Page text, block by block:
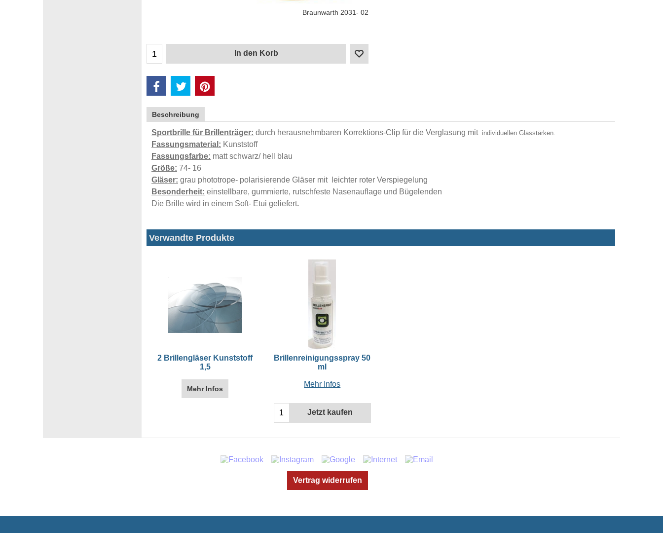
Braunwarth 2031- 02
In den Korb
Beschreibung
Sportbrille für Brillenträger: durch herausnehmbaren Korrektions-Clip für die Verglasung mit individuellen Glasstärken.
Fassungsmaterial: Kunststoff
Fassungsfarbe: matt schwarz/ hell blau
Größe: 74- 16
Gläser: grau phototrope- polarisierende Gläser mit leichter roter Verspiegelung
Besonderheit: einstellbare, gummierte, rutschfeste Nasenauflage und Bügelenden
Die Brille wird in einem Soft- Etui geliefert.
Verwandte Produkte
2 Brillengläser Kunststoff
1,5
Mehr Infos
Brillenreinigungsspray 50
ml
Mehr Infos
Jetzt kaufen
Vertrag widerrufen